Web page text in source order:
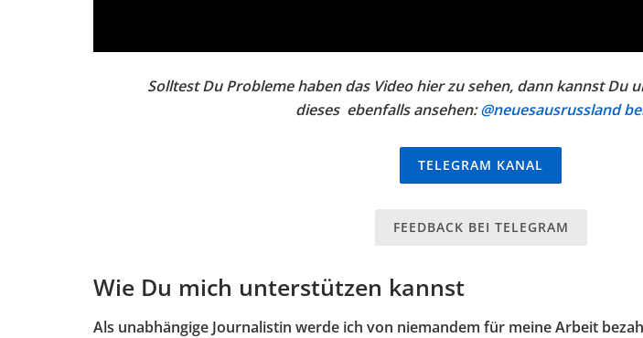
Solltest Du Probleme haben das Video hier zu sehen, dann kannst Du
dieses ebenfalls ansehen:@neuesausrussland
TELEGRAM KANAL
FEEDBACK BEI TELEGRAM
Wie Du mich unterstützen kannst
Als unabhängige Journalistin werde ich von niemandem für meine Arbeit